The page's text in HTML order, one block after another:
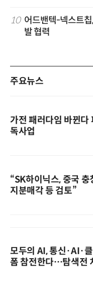
10 어드밴텍-넥스트
발 협력
주요뉴스
가전 패러다임 바뀐다
독사업
“SK하이닉스, 중국 충
지분매각 등 검토”
모두의 AI, 통신·AI·
폼 참전한다…탐색전